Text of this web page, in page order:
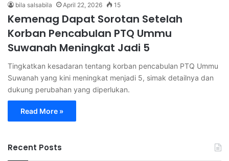
bila salsabila April 22, 2026 15
Kemenag Dapat Sorotan Setelah
Korban Pencabulan PTQ Ummu
Suwanah Meningkat Jadi 5
Tingkatkan kesadaran tentang korban pencabulan PTQ Ummu
Suwanah yang kini meningkat menjadi 5, simak detailnya dan
dukung perubahan yang diperlukan.
Read More »
Recent Posts